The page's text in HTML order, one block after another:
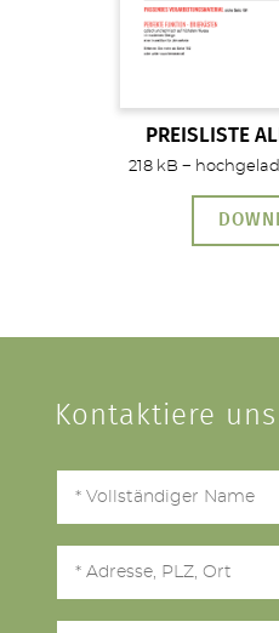
PREISLISTE
218 kB −
Kontaktiere uns